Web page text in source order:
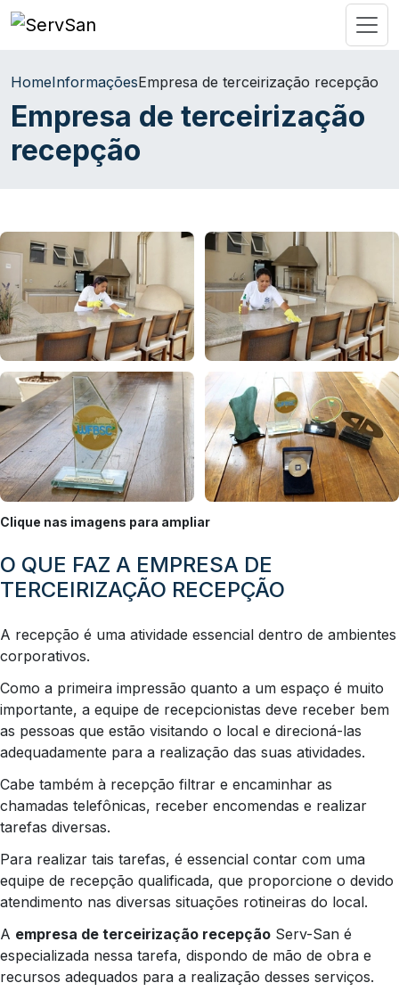
HomeInformaçõesEmpresa de terceirização recepção
Empresa de terceirização
recepção
Clique nas imagens para ampliar
O QUE FAZ A EMPRESA DE
TERCEIRIZAÇÃO RECEPÇÃO
A recepção é uma atividade essencial dentro de ambientes
corporativos.
Como a primeira impressão quanto a um espaço é muito
importante, a equipe de recepcionistas deve receber bem
as pessoas que estão visitando o local e direcioná-las
adequadamente para a realização das suas atividades.
Cabe também à recepção filtrar e encaminhar as
chamadas telefônicas, receber encomendas e realizar
tarefas diversas.
Para realizar tais tarefas, é essencial contar com uma
equipe de recepção qualificada, que proporcione o devido
atendimento nas diversas situações rotineiras do local.
A empresa de terceirização recepção Serv-San é
especializada nessa tarefa, dispondo de mão de obra e
recursos adequados para a realização desses serviços.